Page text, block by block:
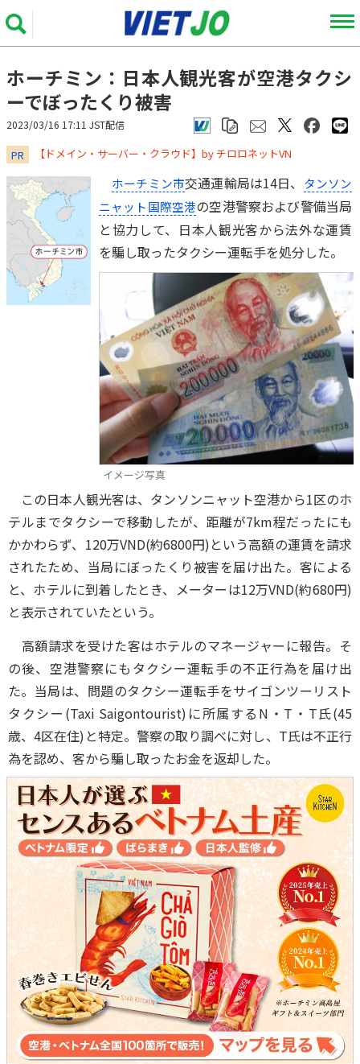
ホーチミン：日本人観光客が空港タクシ
ーでぼったくり被害
2023/03/16 17:11 JST配信
PR ​​​​​​​【ドメイン・サーバー・クラウド】by チロロネットVN
ホーチミン市交通運輸局は14日、 タンソン
ニャット国際空港の空港警察および警備当局
と協力して、日本人観光客から法外な運賃
を騙し取ったタクシー運転手を処分した。
イメージ写真
この日本人観光客は、タンソンニャット空港から1区のホ
テルまでタクシーで移動したが、距離が7km程だったにも
かかわらず、120万VND(約6800円)という高額の運賃を請求
されたため、当局にぼったくり被害を届け出た。客による
と、ホテルに到着したとき、メーターは12万VND(約680円)
と表示されていたという。
高額請求を受けた客はホテルのマネージャーに報告。そ
の後、空港警察にもタクシー運転手の不正行為を届け出
た。当局は、問題のタクシー運転手をサイゴンツーリスト
タクシー(Taxi Saigontourist)に所属するN・T・T氏(45
歳、4区在住)と特定。警察の取り調べに対し、T氏は不正行
為を認め、客から騙し取ったお金を返却した。